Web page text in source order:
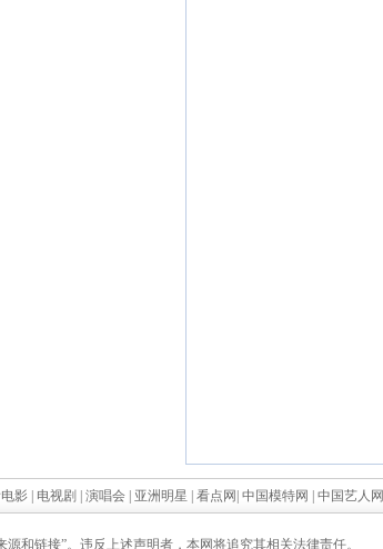
影| 电视剧 演唱会| 亚洲明星 看点网 中国模特网 中国艺人网
和链接”。违反上述声明者，本网将追究其相关法律责任。